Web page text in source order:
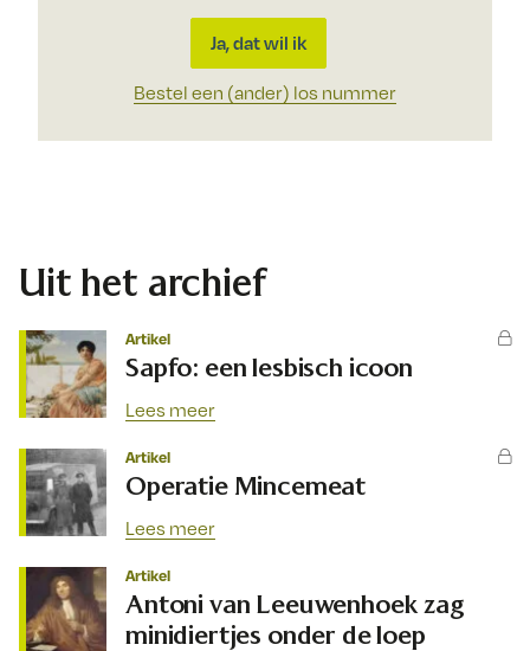
Ja, dat wil ik
Bestel een (ander) los nummer
Uit het archief
Artikel
Sapfo: een lesbisch icoon
Lees meer
Artikel
Operatie Mincemeat
Lees meer
Artikel
Antoni van Leeuwenhoek zag
minidiertjes onder de loep